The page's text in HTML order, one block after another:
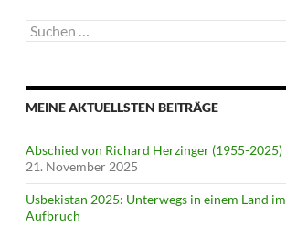
Suche
nach:
MEINE AKTUELLSTEN BEITRÄGE
Abschied von Richard Herzinger (1955-2025)
21. November 2025
Usbekistan 2025: Unterwegs in einem Land im
Aufbruch